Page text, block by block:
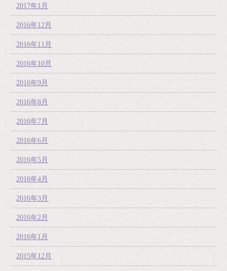
2017年1月
2016年12月
2016年11月
2016年10月
2016年9月
2016年8月
2016年7月
2016年6月
2016年5月
2016年4月
2016年3月
2016年2月
2016年1月
2015年12月